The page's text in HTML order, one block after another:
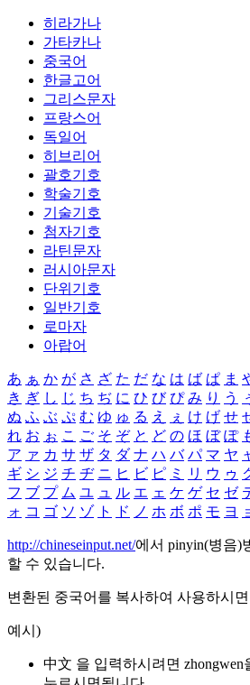
히라가나
가타카나
중국어
한글고어
그리스문자
프랑스어
독일어
히브리어
괄호기호
학술기호
기술기호
첨자기호
라틴문자
러시아문자
단위기호
일반기호
로마자
아랍어
あ ぁ か が さ ざ た だ な は ば ぱ ま
き ぎ し じ ち ぢ に ひ び ぴ み り う
ぬ ふ ぶ ぷ む ゆ ゅ る え ぇ け げ せ
れ お ぉ こ ご そ ぞ と ど の ほ ぼ ぽ
ア ァ カ サ ザ タ ダ ナ ハ バ パ マ ヤ
ギ シ ジ チ ヂ ニ ヒ ビ ピ ミ リ ウ ゥ
フ ブ プ ム ユ ュ ル エ ェ ケ ゲ セ ゼ
ォ コ ゴ ソ ゾ ト ド ノ ホ ボ ポ モ ヨ
http://chineseinput.net/에서 pinyin(병음)
할 수 있습니다.
변환된 중국어를 복사하여 사용하시
예시)
中文 을 입력하시려면 zhongwen